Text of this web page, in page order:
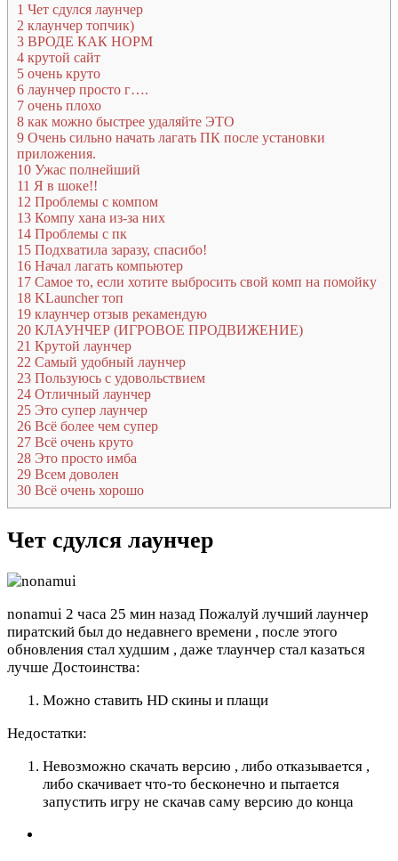
1 Чет сдулся лаунчер
2 клаунчер топчик)
3 ВРОДЕ КАК НОРМ
4 крутой сайт
5 очень круто
6 лаунчер просто г….
7 очень плохо
8 как можно быстрее удаляйте ЭТО
9 Очень сильно начать лагать ПК после установки
приложения.
10 Ужас полнейший
11 Я в шоке!!
12 Проблемы с компом
13 Компу хана из-за них
14 Проблемы с пк
15 Подхватила заразу, спасибо!
16 Начал лагать компьютер
17 Самое то, если хотите выбросить свой комп на помойку
18 KLauncher топ
19 клаунчер отзыв рекамендую
20 КЛАУНЧЕР (ИГРОВОЕ ПРОДВИЖЕНИЕ)
21 Крутой лаунчер
22 Самый удобный лаунчер
23 Пользуюсь с удовольствием
24 Отличный лаунчер
25 Это супер лаунчер
26 Всё более чем супер
27 Всё очень круто
28 Это просто имба
29 Всем доволен
30 Всё очень хорошо
Чет сдулся лаунчер
nonamui 2 часа 25 мин назад Пожалуй лучший лаунчер
пиратский был до недавнего времени , после этого
обновления стал худшим , даже тлаунчер стал казаться
лучше Достоинства:
Можно ставить HD скины и плащи
Недостатки:
Невозможно скачать версию , либо отказывается ,
либо скачивает что-то бесконечно и пытается
запустить игру не скачав саму версию до конца